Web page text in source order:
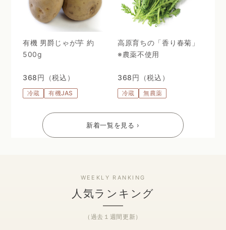
有機 男爵じゃが芋 約
500g
368円（税込）
冷蔵 有機JAS
高原育ちの「香り春菊」
※農薬不使用
368円（税込）
冷蔵 無農薬
新着一覧を見る ›
人気ランキング
（過去１週間更新）